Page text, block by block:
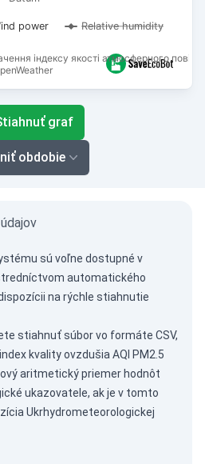
індексу якості атмосферного
power Relative humidity
graf
obdobie
sú voľne dostupné v
automatického
na rýchle stiahnutie
stiahnuť súbor vo formáte CSV,
kvality ovzdušia AQI PM2.5
aritmetický priemer hodnôt
ukazovatele, ak je v tomto
Ukrhydrometeorologickej